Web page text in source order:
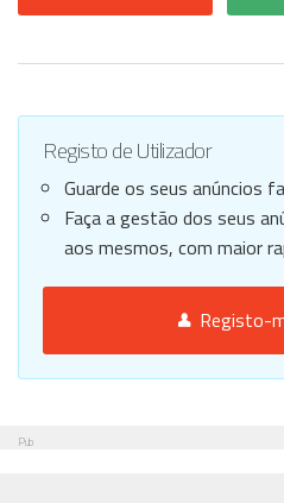
Registo de Utilizador
Guarde os seus anúncios
Faça a gestão dos seus
aos mesmos, com maior
Registo-
Pub